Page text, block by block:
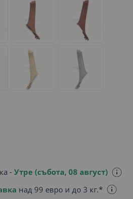
- Утре (събота, 08 август)
над 99 евро и до 3 кг.*